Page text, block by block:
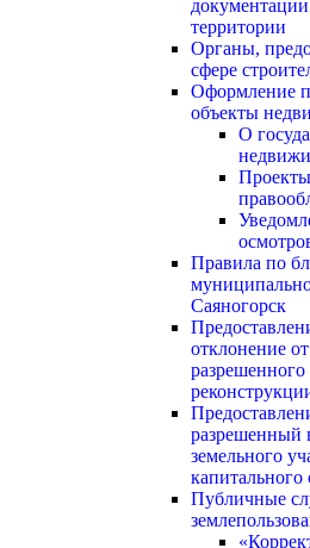
территории
Органы,
сфере
Оформление
объекты
О
Правила по
Саяногорск
отклонение
разрешенного
разрешенный
земельного
капитального
Публичные